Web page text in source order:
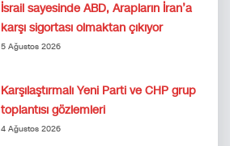
İsrail sayesinde ABD, Arapların İran’a
karşı sigortası olmaktan çıkıyor
5 Ağustos 2026
Karşılaştırmalı Yeni Parti ve CHP grup
toplantısı gözlemleri
4 Ağustos 2026